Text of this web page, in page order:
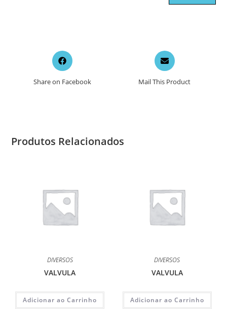
Opens
in
new
Share on Facebook
Opens
in
a
new
Mail This Product
Produtos Relacionados
DIVERSOS
VALVULA
Adicionar ao Carrinho
DIVERSOS
VALVULA
Adicionar ao Carrinho